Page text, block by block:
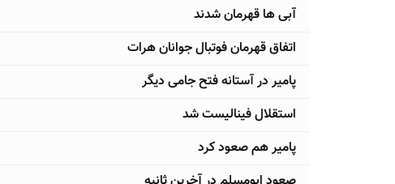
آبی ها قهرمان شدند
اتفاق قهرمان فوتبال جوانان هرات
پامیر در آستانه فتح جامی دیگر
استقلال فینالیست شد
پامیر هم صعود کرد